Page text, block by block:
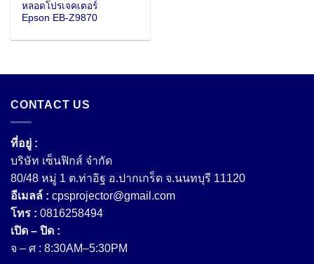
หลอดโปรเจคเตอร์
Epson EB-Z9870
CONTACT US
ที่อยู่ :
บริษัท เซ็นฟิกส์ จํากัด
80/48 หมู่ 1 ต.ท่าอิฐ อ.ปากเกร็ด จ.นนทบุรี 11120
อีเมลล์ : cpsprojector@gmail.com
โทร : 0816258494
เปิด – ปิด :
จ – ศ : 8:30AM–5:30PM